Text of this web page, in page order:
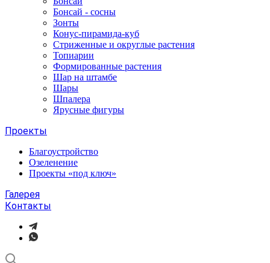
Бонсай - сосны
Зонты
Конус-пирамида-куб
Стриженные и округлые растения
Топиарии
Формированные растения
Шар на штамбе
Шары
Шпалера
Ярусные фигуры
Проекты
Благоустройство
Озеленение
Проекты «под ключ»
Галерея
Контакты